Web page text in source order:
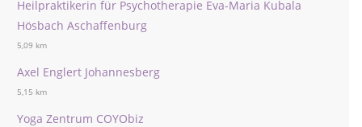
Heilpraktikerin für Psychotherapie Eva-Maria Kubala
Hösbach Aschaffenburg
5,09 km
Axel Englert Johannesberg
5,15 km
Yoga Zentrum COYObiz